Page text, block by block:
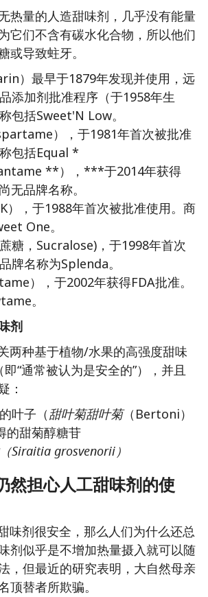
热量的人造甜味剂，几乎没有能量
它们不含有碳水化合物，所以他们
或导致蛀牙。
）最早于1879年发现并使用，远
添加剂批准程序（于1958年生
包括Sweet'N Low。
），于1981年首次被批准
包括Equal *
**），***于2014年获得
无品牌名称。
），于1988年首次被批准使用。商
One。
糖，Sucralose)，于1998年首次
牌名称为Splenda。
），于2002年获得FDA批准。
。
剂
两种基于植物/水果的高强度甜味
“通常被认为是安全的”），并且
：
叶子（甜叶菊甜叶菊（Bertoni）
的甜菊醇糖苷
Siraitia grosvenorii）
然担心人工甜味剂的使
味剂很安全，那么人们为什么还总
剂似乎是不增加热量摄入就可以随
，但最近的研究表明，大自然母亲
顶替者所欺骗。